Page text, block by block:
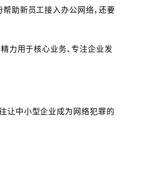
助新员工接入办公网络，还要
力用于核心业务、专注企业发
让中小型企业成为网络犯罪的